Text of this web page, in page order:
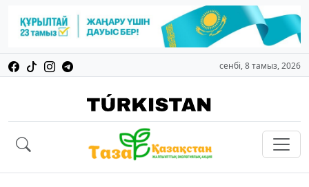
сенбі, 8 тамыз, 2026